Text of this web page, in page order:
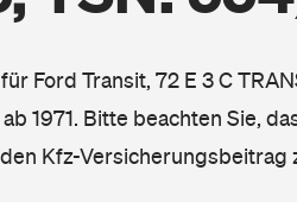
Ford Transit, 72 E 3 C
1971. Bitte beachten Sie,
Kfz-Versicherungsbeitrag